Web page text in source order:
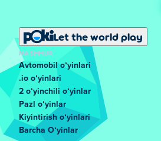
Let the world play
MASHHUR
Avtomobil oʻyinlari
.io oʻyinlari
2 oʻyinchili oʻyinlar
Pazl oʻyinlar
Kiyintirish oʻyinlari
Barcha Oʻyinlar